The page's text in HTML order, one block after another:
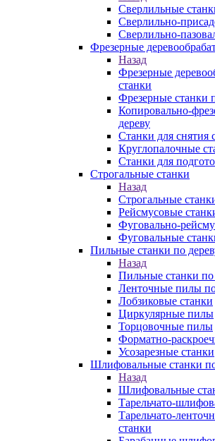
Сверлильные
Сверлильно-
Сверлильно-
Фрезерные
Назад
Фрезерные
станки
Фрезерные станки
Копировально-
дереву
Станки для снятия
Круглопалочные
Станки для
Строгальные станки
Назад
Строгальные
Рейсмусовые
Фуговально-
Фуговальные
Пильные станки по
Назад
Пильные станки по
Ленточные пилы
Лобзиковые станки
Циркулярные пилы
Торцовочные пилы
Форматно-
Усозарезные станки
Шлифовальные станки
Назад
Шлифовальные
Тарельчато-
Тарельчато-
станки